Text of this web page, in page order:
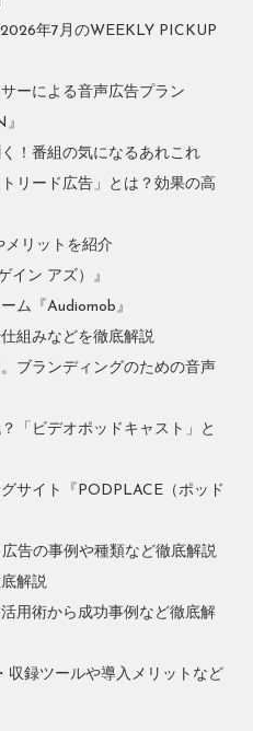
年7月のWEEKLY PICKUP
ーによる音声広告プラン
！番組の気になるあれこれ
リード広告」とは？効果の高
リットを紹介
イン アズ）』
ム『Audiomob』
組みなどを徹底解説
ブランディングのための音声
「ビデオポッドキャスト」と
サイト『PODPLACE（ポッド
告の事例や種類など徹底解説
解説
用術から成功事例など徹底解
収録ツールや導入メリットなど